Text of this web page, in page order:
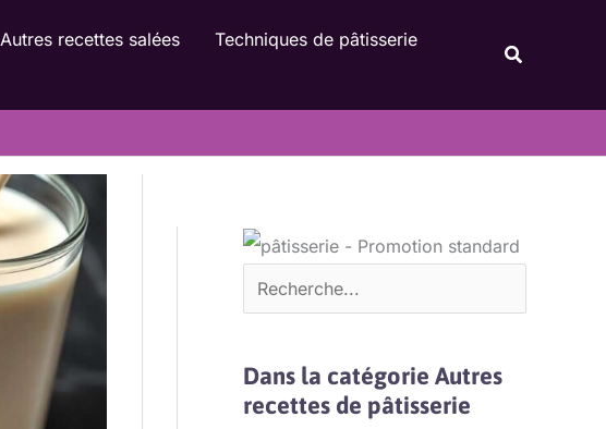
Autres recettes salées
Techniques de pâtisserie
Dans la catégorie Autres
recettes de pâtisserie